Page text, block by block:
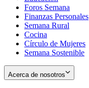
window
Foros Semana
Finanzas Personales
Semana Rural
Cocina
Círculo de Mujeres
Semana Sostenible
Acerca de nosotros